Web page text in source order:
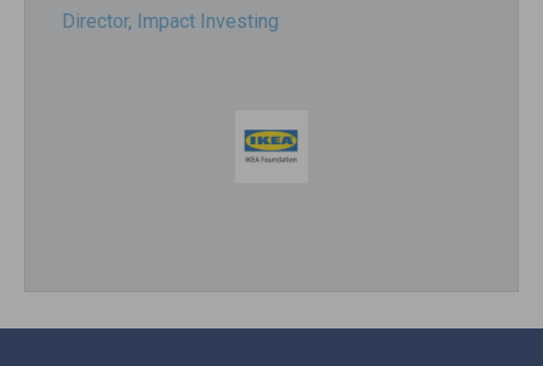
Director, Impact Investing
Impact consultant (manager)